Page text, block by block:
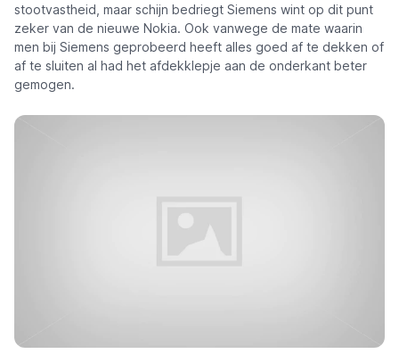
stootvastheid, maar schijn bedriegt Siemens wint op dit punt
zeker van de nieuwe Nokia. Ook vanwege de mate waarin
men bij Siemens geprobeerd heeft alles goed af te dekken of
af te sluiten al had het afdekklepje aan de onderkant beter
gemogen.